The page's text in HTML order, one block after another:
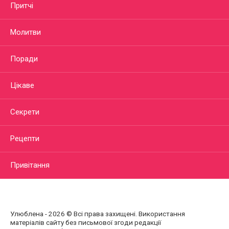
Притчі
Молитви
Поради
Цікаве
Секрети
Рецепти
Привітання
Улюблена - 2026 © Всі права захищені. Використання
матеріалів сайту без письмової згоди редакції